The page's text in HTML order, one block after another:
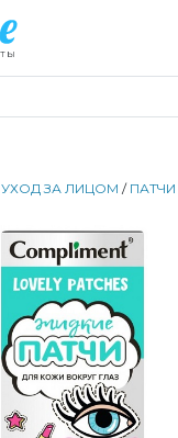
УХОД ЗА ЛИЦОМ / ПАТЧИ